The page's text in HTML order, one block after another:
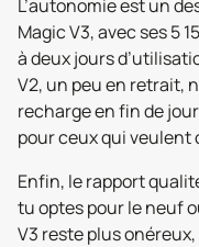
L’autonomie est un
Magic V3, avec ses 5
à deux jours
V2, un peu en retrait,
recharge en fin de
pour ceux qui veulent
Enfin, le rapport
tu optes pour le neuf
V3 reste plus